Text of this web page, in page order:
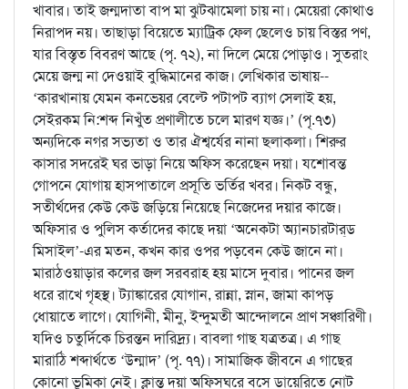
খাবার। তাই জন্মদাতা বাপ মা ঝুটঝামেলা চায় না। মেয়েরা কোথাও
নিরাপদ নয়। তাছাড়া বিয়েতে ম্যাট্রিক ফেল ছেলেও চায় বিস্তর পণ,
যার বিস্তৃত বিবরণ আছে (পৃ. ৭২), না দিলে মেয়ে পোড়াও। সুতরাং
মেয়ে জন্ম না দেওয়াই বুদ্ধিমানের কাজ। লেখিকার ভাষায়--
‘কারখানায় যেমন কনভেয়র বেল্টে পটাপট ব্যাগ সেলাই হয়,
সেইরকম নি:শব্দ নিখুঁত প্রণালীতে চলে মারণ যজ্ঞ।’ (পৃ.৭৩)
অন্যদিকে নগর সভ্যতা ও তার ঐশ্বর্যের নানা ছলাকলা। শিরুর
কাসার সদরেই ঘর ভাড়া নিয়ে অফিস করেছেন দয়া। যশোবন্ত
গোপনে যোগায় হাসপাতালে প্রসূতি ভর্তির খবর। নিকট বন্ধু,
সতীর্থদের কেউ কেউ জড়িয়ে নিয়েছে নিজেদের দয়ার কাজে।
অফিসার ও পুলিস কর্তাদের কাছে দয়া ‘অনেকটা অ্যানচারটার্‌ড
মিসাইল’-এর মতন, কখন কার ওপর পড়বেন কেউ জানে না।
মারাঠওয়াড়ার কলের জল সরবরাহ হয় মাসে দুবার। পানের জল
ধরে রাখে গৃহস্থ। ট্যাঙ্কারের যোগান, রান্না, স্নান, জামা কাপড়
ধোয়াতে লাগে। যোগিনী, মীনু, ইন্দুমতী আন্দোলনে প্রাণ সঞ্চারিণী।
যদিও চতুর্দিকে চিরন্তন দারিদ্র্য। বাবলা গাছ যত্রতত্র। এ গাছ
মারাঠি শব্দার্থতে ‘উন্মাদ’ (পৃ. ৭৭)। সামাজিক জীবনে এ গাছের
কোনো ভূমিকা নেই। ক্লান্ত দয়া অফিসঘরে বসে ডায়েরিতে নোট